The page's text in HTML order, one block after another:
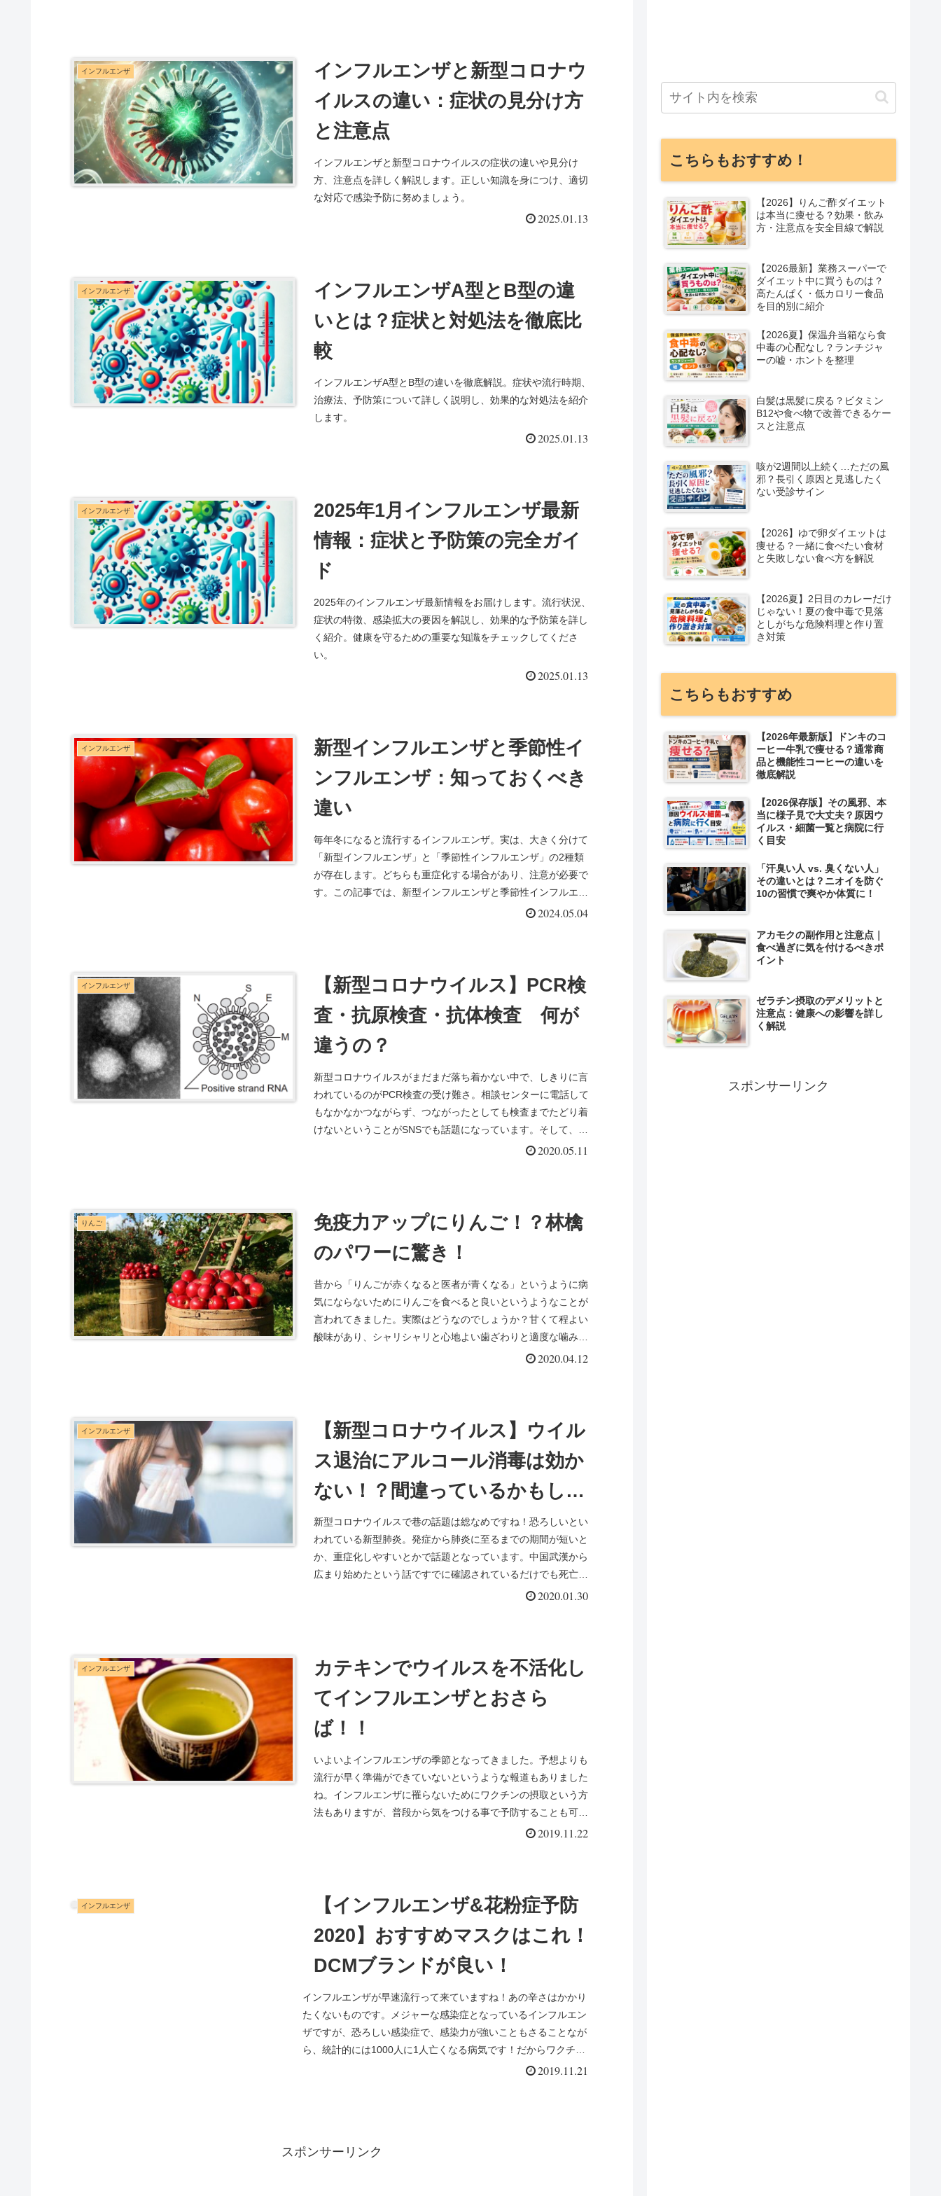
インフルエンザ
インフルエンザと新型コロナウ
イルスの違い：症状の見分け方
と注意点
インフルエンザと新型コロナウイルスの症状の違いや見分け
方、注意点を詳しく解説します。正しい知識を身につけ、適切
な対応で感染予防に努めましょう。
2025.01.13
インフルエンザ
インフルエンザA型とB型の違
いとは？症状と対処法を徹底比
較
インフルエンザA型とB型の違いを徹底解説。症状や流行時期、
治療法、予防策について詳しく説明し、効果的な対処法を紹介
します。
2025.01.13
インフルエンザ
2025年1月インフルエンザ最新
情報：症状と予防策の完全ガイ
ド
2025年のインフルエンザ最新情報をお届けします。流行状況、
症状の特徴、感染拡大の要因を解説し、効果的な予防策を詳し
く紹介。健康を守るための重要な知識をチェックしてくださ
い。
2025.01.13
インフルエンザ
新型インフルエンザと季節性イ
ンフルエンザ：知っておくべき
違い
毎年冬になると流行するインフルエンザ。実は、大きく分けて
「新型インフルエンザ」と「季節性インフルエンザ」の2種類
が存在します。どちらも重症化する場合があり、注意が必要で
す。この記事では、新型インフルエンザと季節性インフルエン
2024.05.04
インフルエンザ
【新型コロナウイルス】PCR検
査・抗原検査・抗体検査 何が
違うの？
新型コロナウイルスがまだまだ落ち着かない中で、しきりに言
われているのがPCR検査の受け難さ。相談センターに電話して
もなかなかつながらず、つながったとしても検査までたどり着
けないということがSNSでも話題になっています。そして、今
2020.05.11
りんご
免疫力アップにりんご！？林檎
のパワーに驚き！
昔から「りんごが赤くなると医者が青くなる」というように病
気にならないためにりんごを食べると良いというようなことが
言われてきました。実際はどうなのでしょうか？甘くて程よい
酸味があり、シャリシャリと心地よい歯ざわりと適度な噛みご
2020.04.12
インフルエンザ
【新型コロナウイルス】ウイル
ス退治にアルコール消毒は効か
ない！？間違っているかもしれ
ない3点！
新型コロナウイルスで巷の話題は総なめですね！恐ろしいとい
われている新型肺炎。発症から肺炎に至るまでの期間が短いと
か、重症化しやすいとかで話題となっています。中国武漢から
広まり始めたという話ですでに確認されているだけでも死亡者
2020.01.30
インフルエンザ
カテキンでウイルスを不活化し
てインフルエンザとおさら
ば！！
いよいよインフルエンザの季節となってきました。予想よりも
流行が早く準備ができていないというような報道もありました
ね。インフルエンザに罹らないためにワクチンの摂取という方
法もありますが、普段から気をつける事で予防することも可能
2019.11.22
インフルエンザ
【インフルエンザ&花粉症予防
2020】おすすめマスクはこれ！
DCMブランドが良い！
インフルエンザが早速流行って来ていますね！あの辛さはかかり
たくないものです。メジャーな感染症となっているインフルエン
ザですが、恐ろしい感染症で、感染力が強いこともさることなが
ら、統計的には1000人に1人亡くなる病気です！だからワクチン
2019.11.21
スポンサーリンク
こちらもおすすめ！
【2026】りんご酢ダイエット
は本当に痩せる？効果・飲み
方・注意点を安全目線で解説
【2026最新】業務スーパーで
ダイエット中に買うものは？
高たんぱく・低カロリー食品
を目的別に紹介
【2026夏】保温弁当箱なら食
中毒の心配なし？ランチジャ
ーの嘘・ホントを整理
白髪は黒髪に戻る？ビタミン
B12や食べ物で改善できるケー
スと注意点
咳が2週間以上続く…ただの風
邪？長引く原因と見逃したく
ない受診サイン
【2026】ゆで卵ダイエットは
痩せる？一緒に食べたい食材
と失敗しない食べ方を解説
【2026夏】2日目のカレーだけ
じゃない！夏の食中毒で見落
としがちな危険料理と作り置
き対策
こちらもおすすめ
【2026年最新版】ドンキのコ
ーヒー牛乳で痩せる？通常商
品と機能性コーヒーの違いを
徹底解説
【2026保存版】その風邪、本
当に様子見で大丈夫？原因ウ
イルス・細菌一覧と病院に行
く目安
「汗臭い人 vs. 臭くない人」
その違いとは？ニオイを防ぐ
10の習慣で爽やか体質に！
アカモクの副作用と注意点｜
食べ過ぎに気を付けるべきポ
イント
ゼラチン摂取のデメリットと
注意点：健康への影響を詳し
く解説
スポンサーリンク